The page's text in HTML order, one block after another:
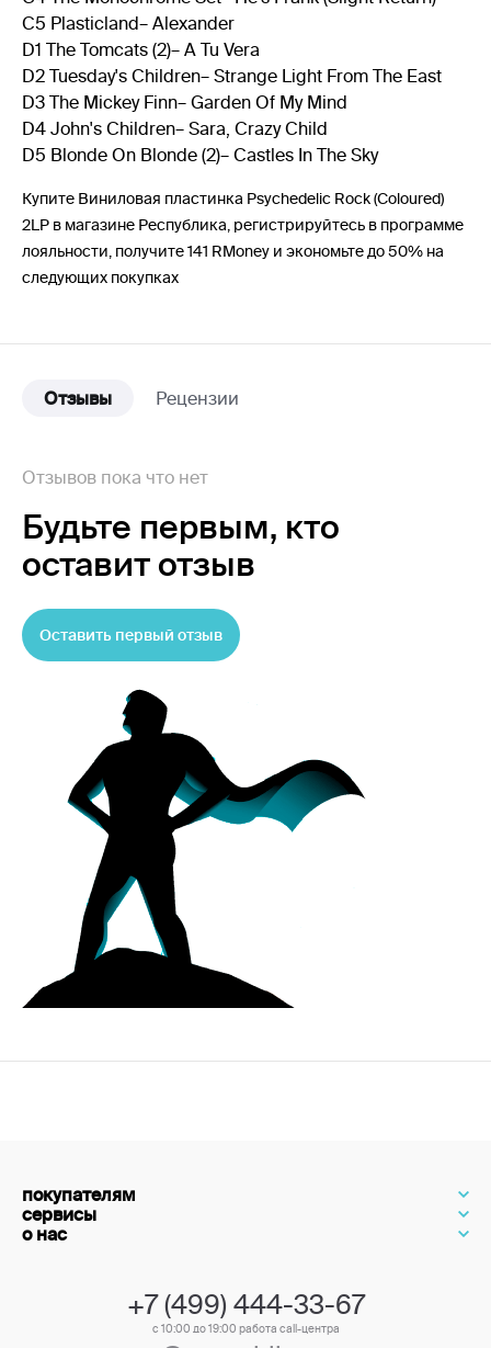
C5 Plasticland– Alexander
D1 The Tomcats (2)– A Tu Vera
D2 Tuesday's Children– Strange Light From The East
D3 The Mickey Finn– Garden Of My Mind
D4 John's Children– Sara, Crazy Child
D5 Blonde On Blonde (2)– Castles In The Sky
Купите Виниловая пластинка Psychedelic Rock (Coloured)
2LP в магазине Республика, регистрируйтесь в программе
лояльности, получите 141 RMoney и экономьте до 50% на
следующих покупках
Отзывы Рецензии
Отзывов пока что нет
Будьте первым, кто
оставит отзыв
Оставить первый отзыв
покупателям
сервисы
о нас
+7 (499) 444-33-67
с 10:00 до 19:00 работа call-центра